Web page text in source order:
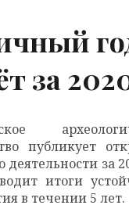
за
публикует
деятельности за
итоги
в течении 5 лет.